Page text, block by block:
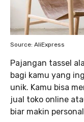
Source: AliExpress
Pajangan tassel
bagi kamu yang
unik. Kamu bisa
jual toko online
biar makin